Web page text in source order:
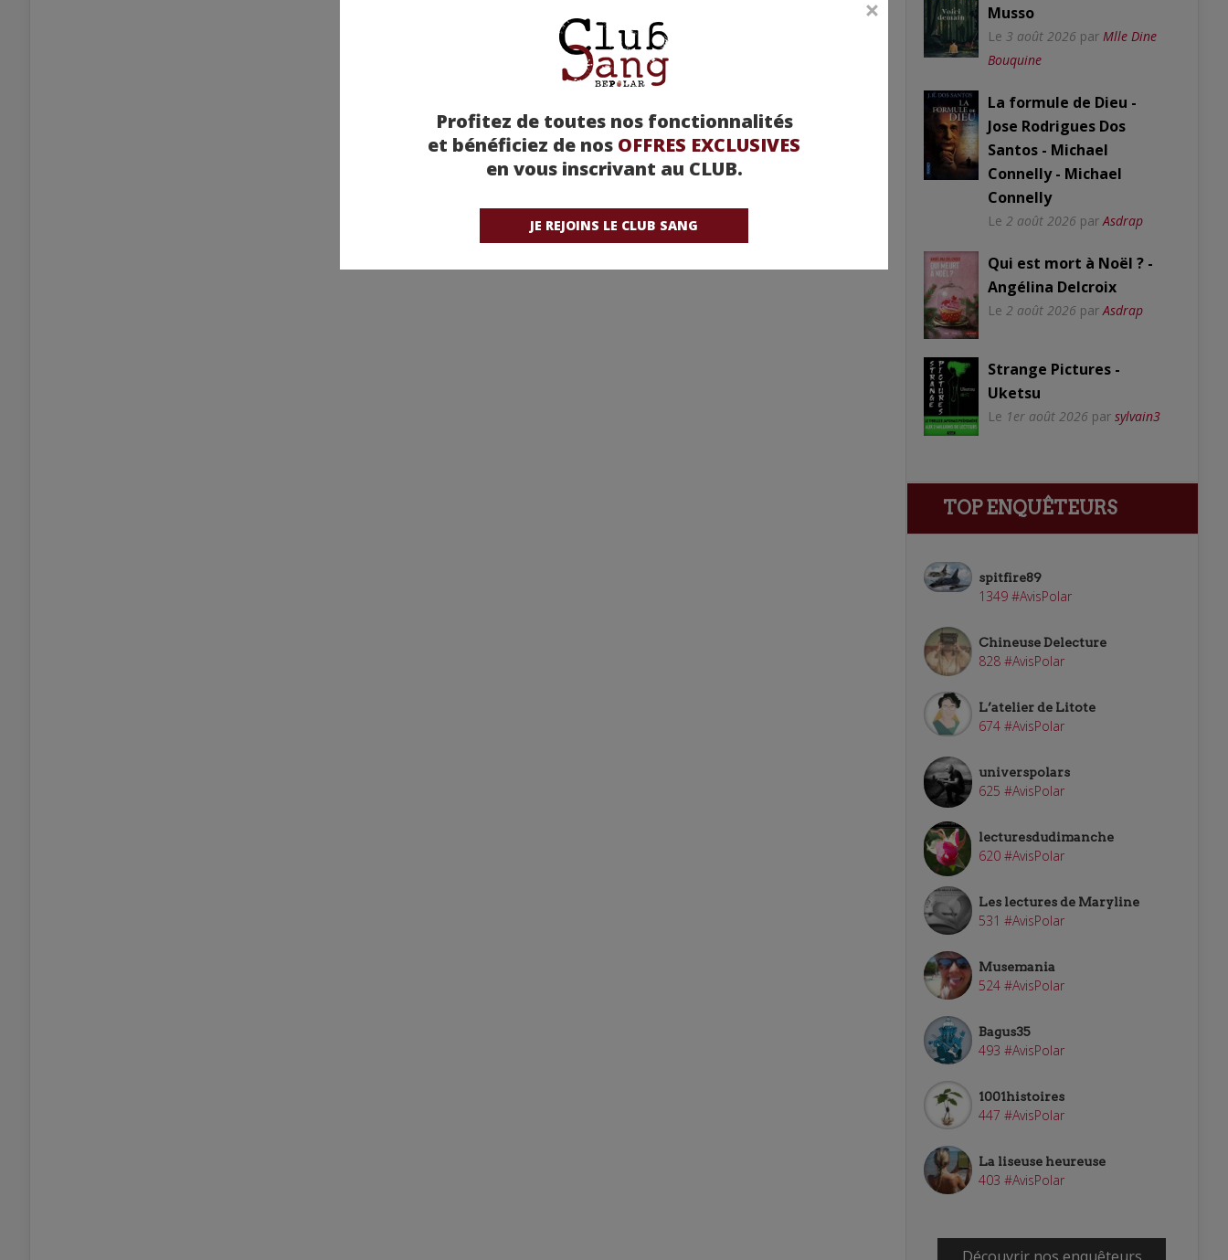
Profitez de toutes nos fonctionnalités
et bénéficiez de nos OFFRES EXCLUSIVES
en vous inscrivant au CLUB.
JE REJOINS LE CLUB SANG
Musso
Le 3 août 2026 par Mlle Dine
Bouquine
La formule de Dieu -
Jose Rodrigues Dos
Santos - Michael
Connelly - Michael
Connelly
Le 2 août 2026 par Asdrap
Qui est mort à Noël ? -
Angélina Delcroix
Le 2 août 2026 par Asdrap
Strange Pictures -
Uketsu
Le 1er août 2026 par sylvain3
TOP ENQUÊTEURS
spitfire89
1349 #AvisPolar
Chineuse Delecture
828 #AvisPolar
L’atelier de Litote
674 #AvisPolar
universpolars
625 #AvisPolar
lecturesdudimanche
620 #AvisPolar
Les lectures de Maryline
531 #AvisPolar
Musemania
524 #AvisPolar
Bagus35
493 #AvisPolar
1001histoires
447 #AvisPolar
La liseuse heureuse
403 #AvisPolar